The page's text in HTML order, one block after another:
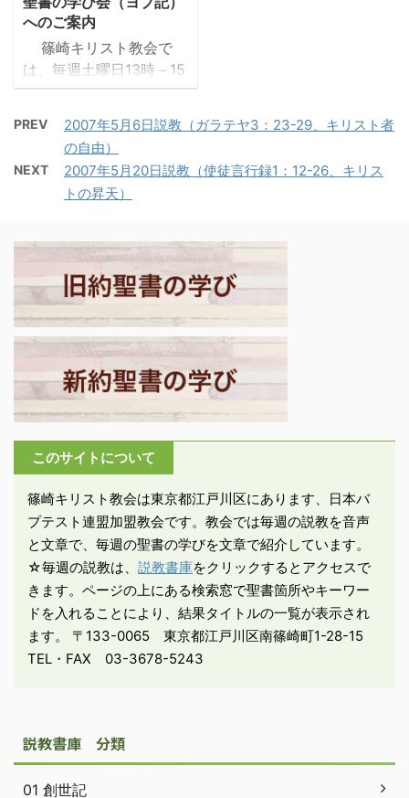
お前たちは弱いものを強
めず、病めるものをいや
さず、傷ついた ...
レム神殿にゼウス像を建
てて神殿を冒涜した。 －
ダニエル11:33-36「民の
目覚めた人々は多くの者
にかかり、火刑に処さ
れ、捕らわれ、略奪され
て倒される・・・これら
の指導者の何人かが倒さ
れるのは、終わりの時に
白にされるためである。
まだ時は来ていない。あ
じ取っている。そして自
によって被造界に生かし
空は御手の業を示す。昼
は昼に語り伝え、夜は夜
に知識を送る ...
へのご案内
篠崎キリスト教会で
は、毎週土曜日13時－15
時に、聖書の学び会を公
在10名ほどの方が参加さ
れていますが、そのうち
3-4名はネット
（zoom）でのご参加で
たちと、聖書をじっくり
読み、語り合い、分かち
合うことです。 先週、創
世記原初史を読み終わ
り、今週からヨブ記に入
ります。ヨブ記のテーマ
は「苦難の意味」です。
世の中には悪人と思える
人が栄え、善人とされる
人が苦難の中に生涯を終
えることがあります。突
る方も多い。そのような
...
PREV
2007年5月6日説教（ガラテヤ3：23-29、キリスト者
の自由）
NEXT
2007年5月20日説教（使徒言行録1：12-26、キリス
トの昇天）
このサイトについて
篠崎キリスト教会は東京都江戸川区にあります、日本バ
プテスト連盟加盟教会です。教会では毎週の説教を音声
と文章で、毎週の聖書の学びを文章で紹介しています。
☆毎週の説教は、 説教書庫をクリックするとアクセスで
きます。ページの上にある検索窓で聖書箇所やキーワー
ドを入れることにより、結果タイトルの一覧が表示され
ます。 〒133-0065 東京都江戸川区南篠崎町1-28-15
TEL・FAX 03-3678-5243
説教書庫 分類
01 創世記